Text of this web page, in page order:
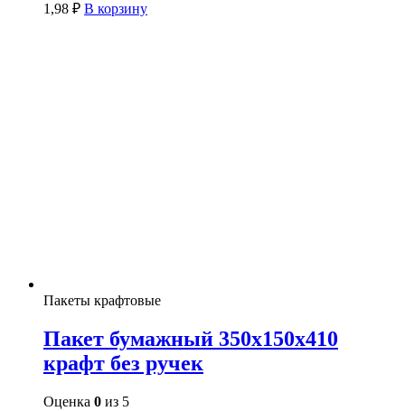
1,98 ₽ В корзину
Пакеты крафтовые
Пакет бумажный 350х150х410
крафт без ручек
Оценка 0 из 5